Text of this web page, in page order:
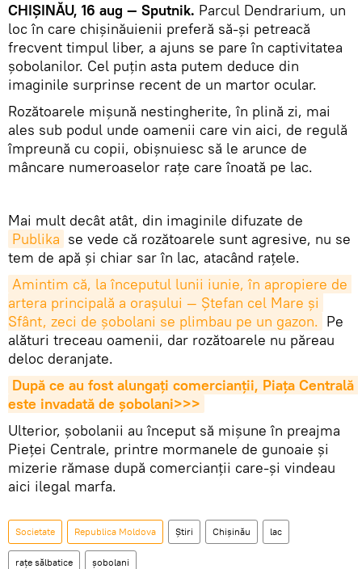
CHIȘINĂU, 16 aug — Sputnik. Parcul Dendrarium, un
loc în care chișinăuienii preferă să-și petreacă
frecvent timpul liber, a ajuns se pare în captivitatea
șobolanilor. Cel puțin asta putem deduce din
imaginile surprinse recent de un martor ocular.
Rozătoarele mișună nestingherite, în plină zi, mai
ales sub podul unde oamenii care vin aici, de regulă
împreună cu copii, obișnuiesc să le arunce de
mâncare numeroaselor rațe care înoată pe lac.
Mai mult decât atât, din imaginile difuzate de
Publika se vede că rozătoarele sunt agresive, nu se
tem de apă și chiar sar în lac, atacând rațele.
Amintim că, la începutul lunii iunie, în apropiere de
artera principală a orașului — Ștefan cel Mare și
Sfânt, zeci de șobolani se plimbau pe un gazon. Pe
alături treceau oamenii, dar rozătoarele nu păreau
deloc deranjate.
După ce au fost alungați comercianții, Piața Centrală
este invadată de șobolani>>>
Ulterior, șobolanii au început să mișune în preajma
Pieței Centrale, printre mormanele de gunoaie și
mizerie rămase după comercianții care-și vindeau
aici ilegal marfa.
Societate Republica Moldova Știri Chișinău lac
rațe sălbatice șobolani